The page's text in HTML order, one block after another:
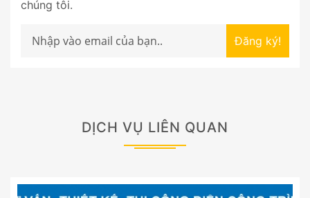
chúng tôi.
Đăng ký!
DỊCH VỤ LIÊN QUAN